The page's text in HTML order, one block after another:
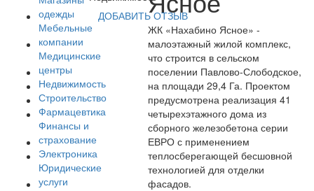
одежды
Мебельные
компании
Медицинские
центры
Недвижимость
Строительство
Фармацевтика
Финансы и
страхование
Электроника
Юридические
услуги
ДОБАВИТЬ ОТЗЫВ
ЖК «Нахабино Ясное» -
малоэтажный жилой комплекс,
что строится в сельском
поселении Павлово-Слободское,
на площади 29,4 Га. Проектом
предусмотрена реализация 41
четырехэтажного дома из
сборного железобетона серии
ЕВРО с применением
теплосберегающей бесшовной
технологией для отделки
фасадов.